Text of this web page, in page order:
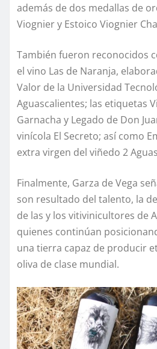
además de dos medallas de
Viognier y Estoico Viognier
También fueron reconocidos
el vino Las de Naranja,
Valor de la Universidad
Aguascalientes; las etiquetas
Garnacha y Legado de Don
vinícola El Secreto; así como
extra virgen del viñedo 2
Finalmente, Garza de Vega
son resultado del talento, la
de las y los vitivinicultores de
quienes continúan
una tierra capaz de producir
oliva de clase mundial.